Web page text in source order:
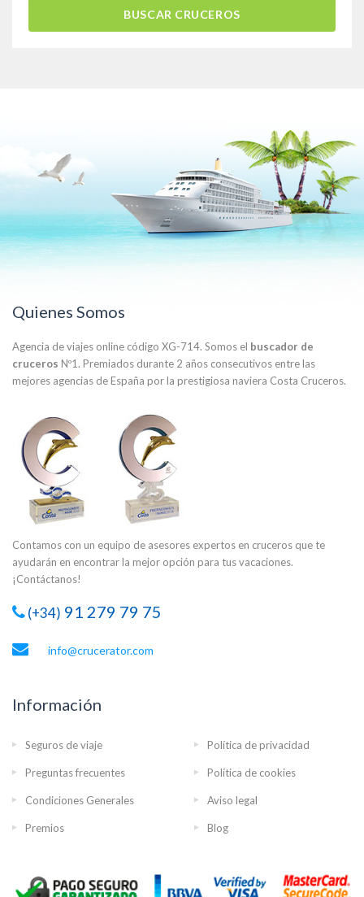
BUSCAR CRUCEROS
Quienes Somos
Agencia de viajes online código XG-714. Somos el buscador de
cruceros Nº1. Premiados durante 2 años consecutivos entre las
mejores agencias de España por la prestigiosa naviera Costa Cruceros.
Contamos con un equipo de asesores expertos en cruceros que te
ayudarán en encontrar la mejor opción para tus vacaciones.
¡Contáctanos!
(+34) 91 279 79 75
info@crucerator.com
Información
Seguros de viaje Política de privacidad
Preguntas frecuentes Política de cookies
Condiciones Generales Aviso legal
Premios Blog